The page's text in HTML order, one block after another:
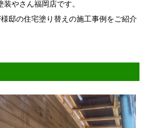
やさん福岡店です。
邸の住宅塗り替えの施工事例をご紹介